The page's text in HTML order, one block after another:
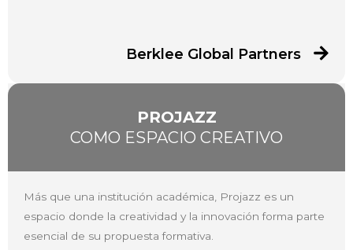
Berklee Global Partners
PROJAZZ
COMO ESPACIO CREATIVO
Más que una institución académica, Projazz es un
espacio donde la creatividad y la innovación forma parte
esencial de su propuesta formativa.